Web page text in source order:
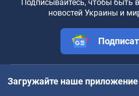
Подписывайтесь, чтобы быть
новостей Украины и
Загружайте наше приложение